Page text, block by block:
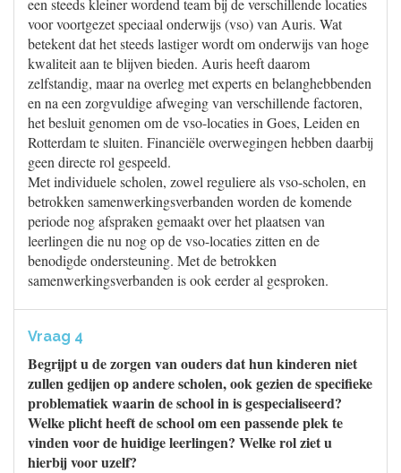
een steeds kleiner wordend team bij de verschillende locaties
voor voortgezet speciaal onderwijs (vso) van Auris. Wat
betekent dat het steeds lastiger wordt om onderwijs van hoge
kwaliteit aan te blijven bieden. Auris heeft daarom
zelfstandig, maar na overleg met experts en belanghebbenden
en na een zorgvuldige afweging van verschillende factoren,
het besluit genomen om de vso-locaties in Goes, Leiden en
Rotterdam te sluiten. Financiële overwegingen hebben daarbij
geen directe rol gespeeld.
Met individuele scholen, zowel reguliere als vso-scholen, en
betrokken samenwerkingsverbanden worden de komende
periode nog afspraken gemaakt over het plaatsen van
leerlingen die nu nog op de vso-locaties zitten en de
benodigde ondersteuning. Met de betrokken
samenwerkingsverbanden is ook eerder al gesproken.
Vraag 4
Begrijpt u de zorgen van ouders dat hun kinderen niet
zullen gedijen op andere scholen, ook gezien de specifieke
problematiek waarin de school in is gespecialiseerd?
Welke plicht heeft de school om een passende plek te
vinden voor de huidige leerlingen? Welke rol ziet u
hierbij voor uzelf?